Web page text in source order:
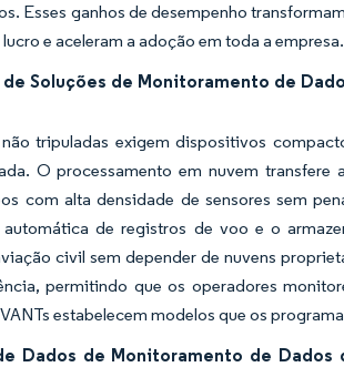
Esses ganhos de desempenho
e aceleram a adoção em toda a empresa.
Soluções de Monitoramento de
tripuladas exigem dispositivos
O processamento em nuvem
com alta densidade de sensores sem
automática de registros de voo e o
civil sem depender de nuvens
permitindo que os operadores
estabelecem modelos que os
Dados de Monitoramento de